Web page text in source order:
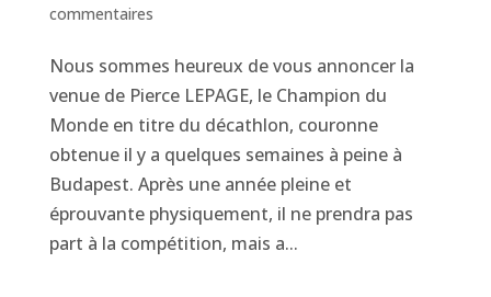
commentaires
Nous sommes heureux de vous annoncer la
venue de Pierce LEPAGE, le Champion du
Monde en titre du décathlon, couronne
obtenue il y a quelques semaines à peine à
Budapest. Après une année pleine et
éprouvante physiquement, il ne prendra pas
part à la compétition, mais a...